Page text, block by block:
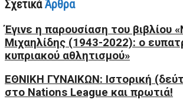
ΣχετικάΆρθρα
Έγινε η παρουσίαση του βιβλίου
Μιχαηλίδης (1943-2022): ο
κυπριακού αθλητισμού»
ΕΘΝΙΚΗ ΓΥΝΑΙΚΩΝ: Ιστορική
στο Nations League και πρωτιά!